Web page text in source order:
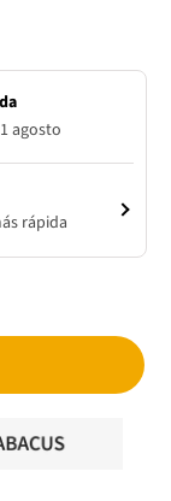
agosto
rápida